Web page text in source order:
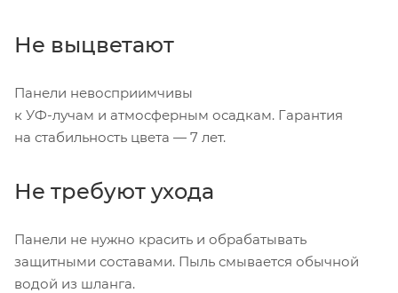
Не выцветают
Панели невосприимчивы
к УФ-лучам и атмосферным осадкам. Гарантия
на стабильность цвета — 7 лет.
Не требуют ухода
Панели не нужно красить и обрабатывать
защитными составами. Пыль смывается обычной
водой из шланга.